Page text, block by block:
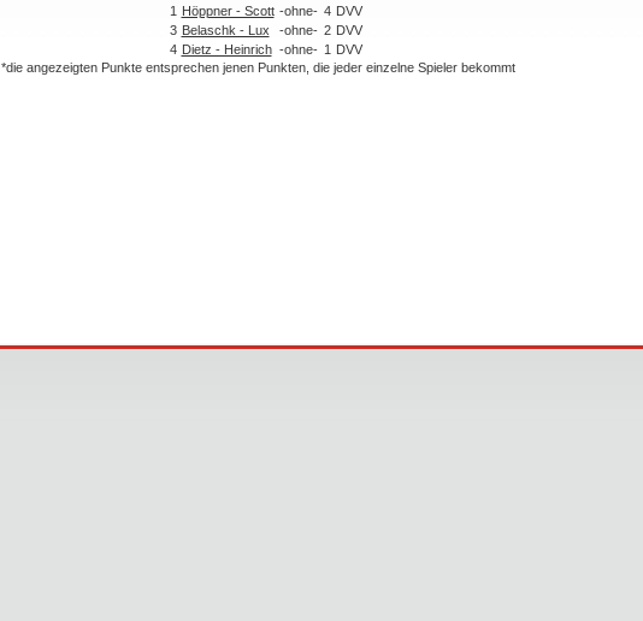
1 Höppner - Scott -ohne- 4 DVV
3 Belaschk - Lux -ohne- 2 DVV
4 Dietz - Heinrich -ohne- 1 DVV
*die angezeigten Punkte entsprechen jenen Punkten, die jeder einzelne Spieler bekommt